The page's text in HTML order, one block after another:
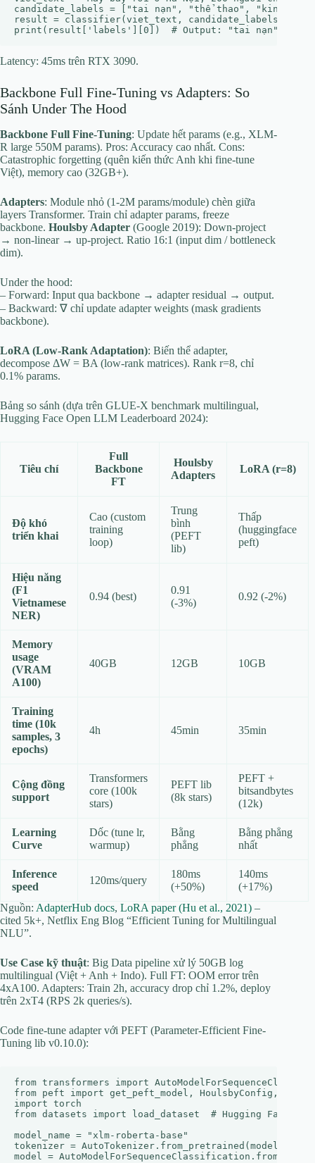
candidate_labels = ["tai nạn", "thể thao", "kinh tế"]
result = classifier(viet_text, candidate_labels)
Latency: 45ms trên RTX 3090.
Backbone Full Fine-Tuning vs Adapters: So
Sánh Under The Hood
Backbone Full Fine-Tuning: Update hết params (e.g., XLM-
R large 550M params). Pros: Accuracy cao nhất. Cons:
Catastrophic forgetting (quên kiến thức Anh khi fine-tune
Việt), memory cao (32GB+).
Adapters: Module nhỏ (1-2M params/module) chèn giữa
layers Transformer. Train chỉ adapter params, freeze
backbone. Houlsby Adapter (Google 2019): Down-project
→ non-linear → up-project. Ratio 16:1 (input dim / bottleneck
dim).
Under the hood:
– Forward: Input qua backbone → adapter residual → output.
– Backward: ∇ chỉ update adapter weights (mask gradients
backbone).
LoRA (Low-Rank Adaptation): Biến thể adapter,
decompose ΔW = BA (low-rank matrices). Rank r=8, chỉ
0.1% params.
Bảng so sánh (dựa trên GLUE-X benchmark multilingual,
Hugging Face Open LLM Leaderboard 2024):
Tiêu chí
Full
Backbone
FT
Houlsby
Adapters
LoRA (r=8)
Độ khó
triển khai
Cao (custom
training
loop)
Trung
bình
(PEFT
lib)
Thấp
(huggingface
peft)
Hiệu năng
(F1
Vietnamese
NER)
0.94 (best)
0.91
(-3%)
0.92 (-2%)
Memory
usage
(VRAM
A100)
40GB 12GB 10GB
Training
time (10k
samples, 3
epochs)
4h 45min 35min
Cộng đồng
support
Transformers
core (100k
stars)
PEFT lib
(8k stars)
PEFT +
bitsandbytes
(12k)
Learning
Curve
Dốc (tune lr,
warmup)
Bằng
phẳng
Bằng phẳng
nhất
Inference
speed
120ms/query
180ms
(+50%)
140ms
(+17%)
Nguồn: AdapterHub docs, LoRA paper (Hu et al., 2021) –
cited 5k+, Netflix Eng Blog “Efficient Tuning for Multilingual
NLU”.
Use Case kỹ thuật: Big Data pipeline xử lý 50GB log
multilingual (Việt + Anh + Indo). Full FT: OOM error trên
4xA100. Adapters: Train 2h, accuracy drop chỉ 1.2%, deploy
trên 2xT4 (RPS 2k queries/s).
Code fine-tune adapter với PEFT (Parameter-Efficient Fine-
Tuning lib v0.10.0):
from transformers import
from peft import get_peft_model, HoulsbyConfig,
import torch
from datasets import load_dataset  # Hugging Face
model_name = "xlm-roberta-base"
tokenizer = AutoTokenizer.from_pretrained(model_name)
model =